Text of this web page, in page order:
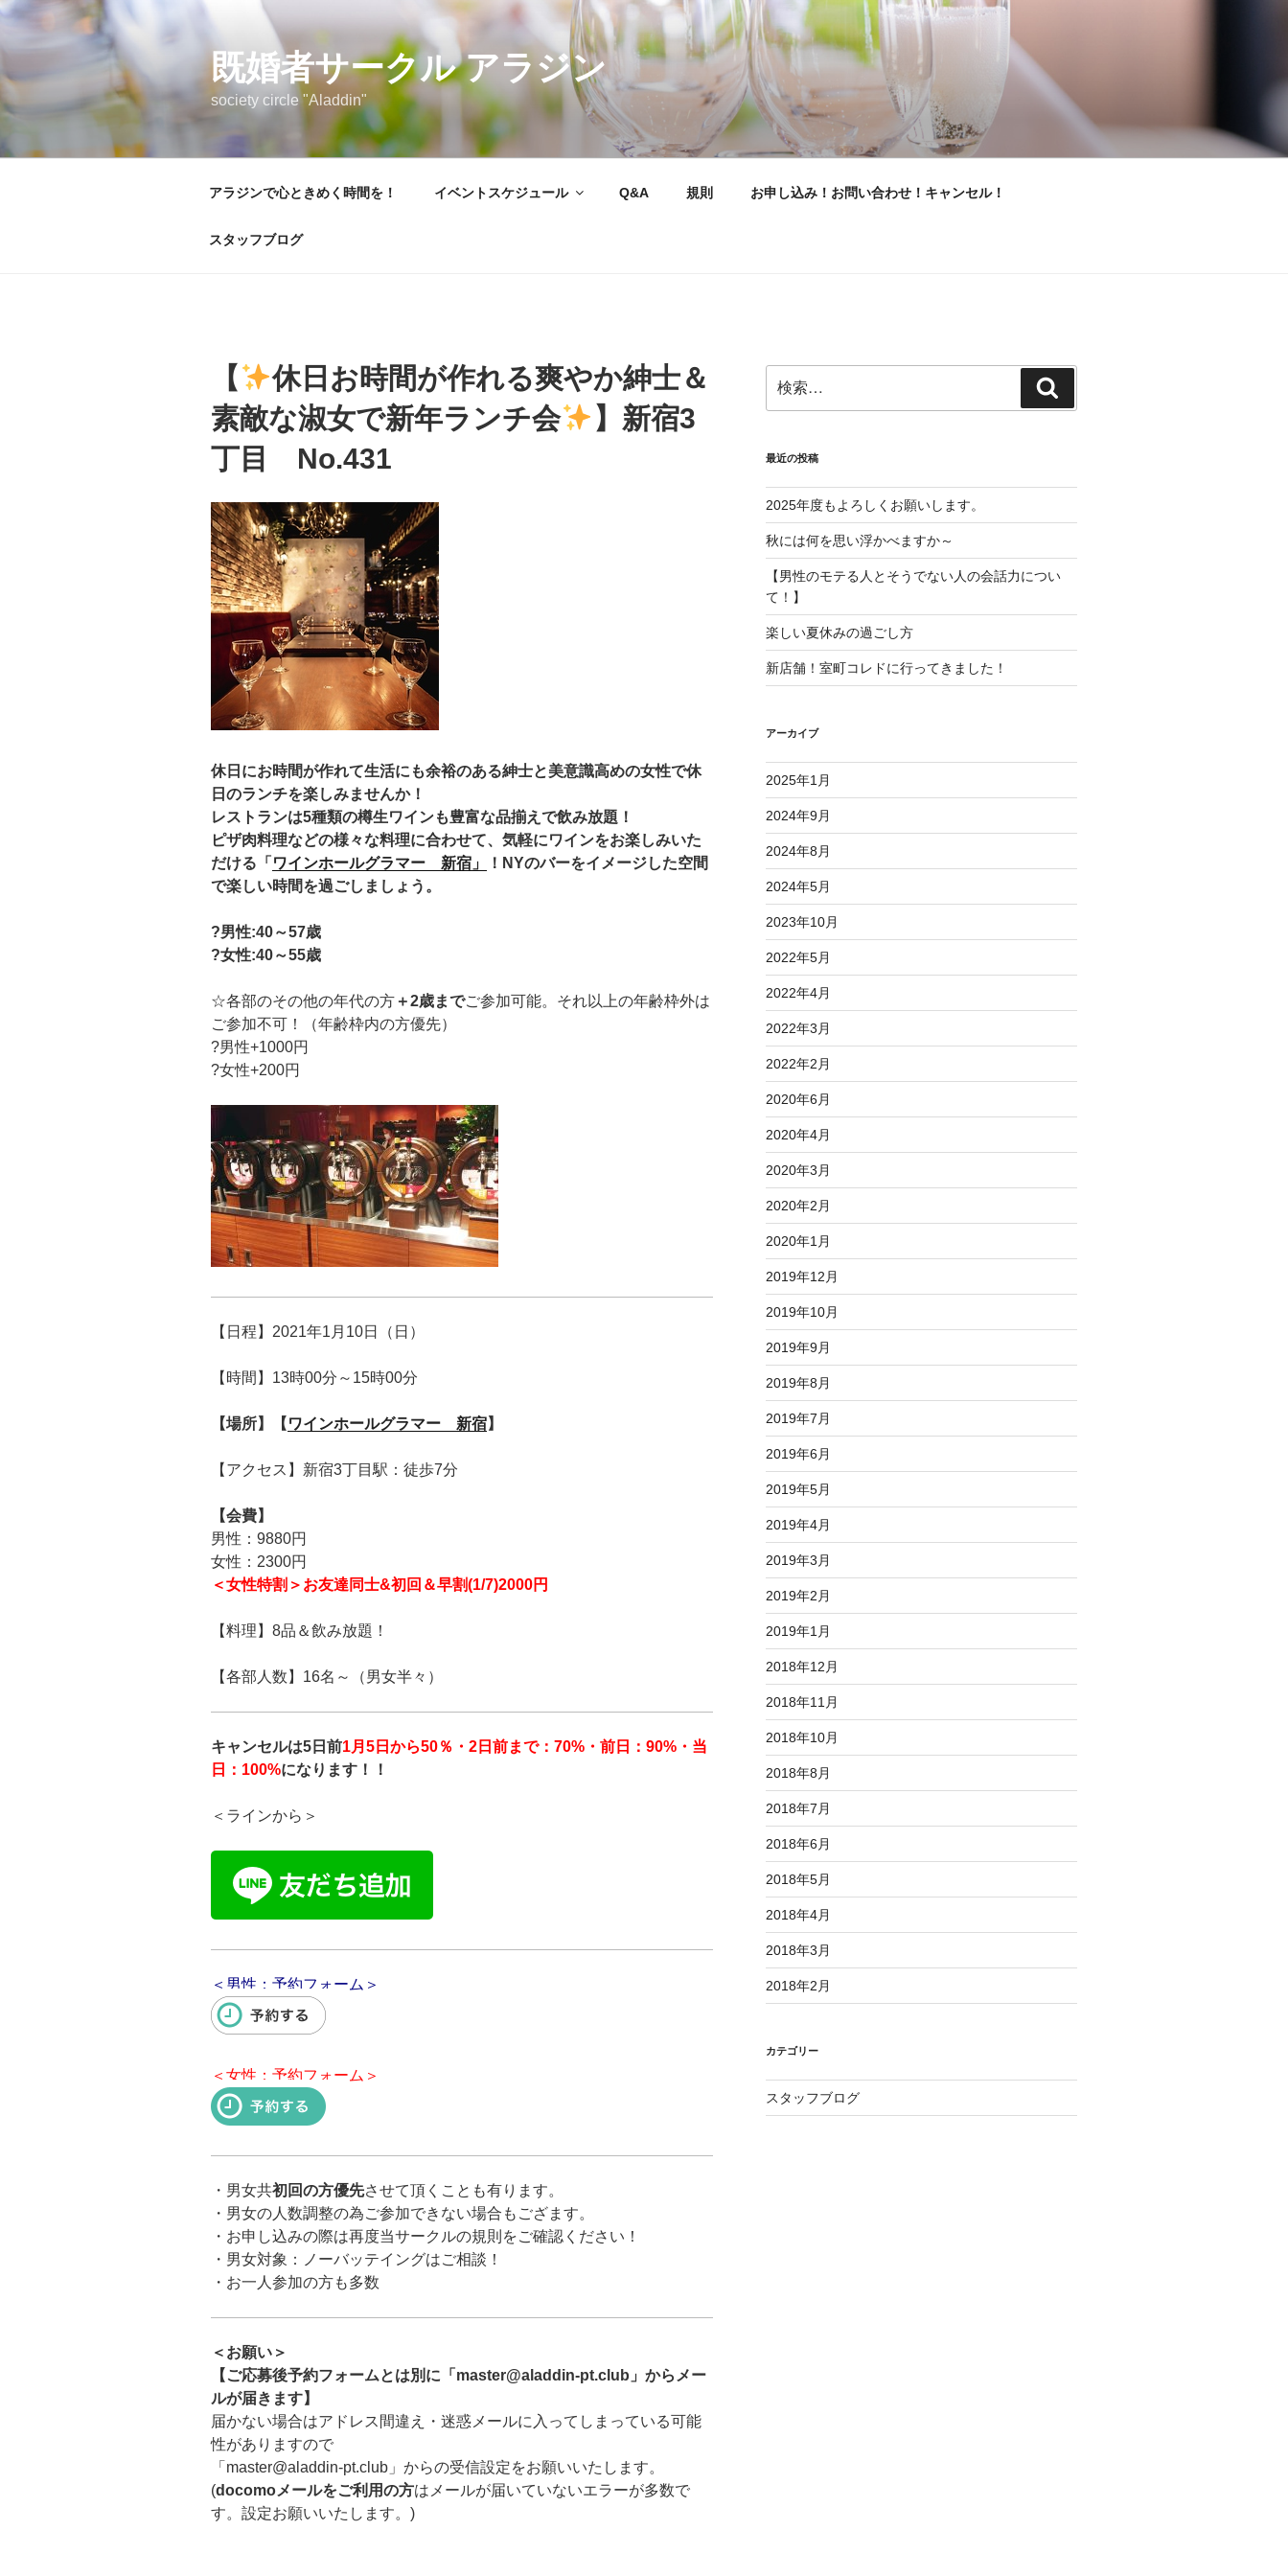
コ
テ
ン
ツ
ス
既婚者サークル アラジン
society circle "Aladdin"
アラジンで心ときめく時間を！ イベントスケジュール Q&A 規則 お申し込み！お問い合わせ！キャンセル！
スタッフブログ
【
休日お時間が作れる爽やか紳士＆
素敵な淑女で新年ランチ会
】新宿3
丁目 No.431
休日にお時間が作れて生活にも余裕のある紳士と美意識高めの女性で休
日のランチを楽しみませんか！
レストランは5種類の樽生ワインも豊富な品揃えで飲み放題！
ピザ肉料理などの様々な料理に合わせて、気軽にワインをお楽しみいた
だける「 ワインホールグラマー 新宿」 ！NYのバーをイメージした空間
で楽しい時間を過ごしましょう。
?男性:40～57歳
?女性:40～55歳
☆各部のその他の年代の方 ＋2歳までご参加可能。それ以上の年齢枠外は
ご参加不可！（年齢枠内の方優先）
?男性+1000円
?女性+200円
【日程】2021年1月10日（日）
【時間】13時00分～15時00分
【場所】【 ワインホールグラマー 新宿】
【アクセス】新宿3丁目駅：徒歩7分
【会費】
男性：9880円
女性：2300円
＜女性特割＞お友達同士&初回＆早割(1/7)2000円
【料理】8品＆飲み放題！
【各部人数】16名～（男女半々）
キャンセルは5日前1月5 日から50％・2日前まで：70%・前日：90%・当
日：100%になります！！
＜ラインから＞
＜男性：予約フォーム＞
＜女性：予約フォーム＞
・男女共初回の方優先させて頂くことも有ります。
・男女の人数調整の為ご参加できない場合もござます。
・お申し込みの際は再度当サークルの規則をご確認ください！
・男女対象：ノーバッテイングはご相談！
・お一人参加の方も多数
＜お願い＞
【ご応募後予約フォームとは別に「master@aladdin-pt.club」からメー
ルが届きます】
届かない場合はアドレス間違え・迷惑メールに入ってしまっている可能
性がありますので
「master@aladdin-pt.club」からの受信設定をお願いいたします。
(docomoメールをご利用の方はメールが届いていないエラーが多数で
す。設定お願いいたします。)
索:
索
最近の投稿
2025年度もよろしくお願いします。
秋には何を思い浮かべますか～
【男性のモテる人とそうでない人の会話力につい
て！】
楽しい夏休みの過ごし方
新店舗！室町コレドに行ってきました！
アーカイブ
2025年1月
2024年9月
2024年8月
2024年5月
2023年10月
2022年5月
2022年4月
2022年3月
2022年2月
2020年6月
2020年4月
2020年3月
2020年2月
2020年1月
2019年12月
2019年10月
2019年9月
2019年8月
2019年7月
2019年6月
2019年5月
2019年4月
2019年3月
2019年2月
2019年1月
2018年12月
2018年11月
2018年10月
2018年8月
2018年7月
2018年6月
2018年5月
2018年4月
2018年3月
2018年2月
カテゴリー
スタッフブログ